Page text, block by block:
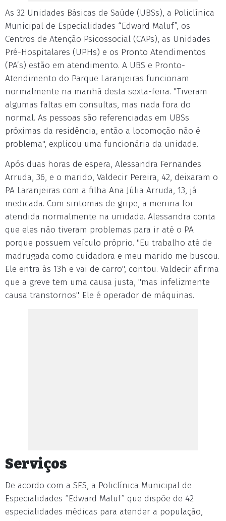
As 32 Unidades Básicas de Saúde (UBSs), a Policlínica
Municipal de Especialidades “Edward Maluf”, os
Centros de Atenção Psicossocial (CAPs), as Unidades
Pré-Hospitalares (UPHs) e os Pronto Atendimentos
(PA’s) estão em atendimento. A UBS e Pronto-
Atendimento do Parque Laranjeiras funcionam
normalmente na manhã desta sexta-feira. "Tiveram
algumas faltas em consultas, mas nada fora do
normal. As pessoas são referenciadas em UBSs
próximas da residência, então a locomoção não é
problema", explicou uma funcionária da unidade.
Após duas horas de espera, Alessandra Fernandes
Arruda, 36, e o marido, Valdecir Pereira, 42, deixaram o
PA Laranjeiras com a filha Ana Júlia Arruda, 13, já
medicada. Com sintomas de gripe, a menina foi
atendida normalmente na unidade. Alessandra conta
que eles não tiveram problemas para ir até o PA
porque possuem veículo próprio. "Eu trabalho até de
madrugada como cuidadora e meu marido me buscou.
Ele entra às 13h e vai de carro", contou. Valdecir afirma
que a greve tem uma causa justa, "mas infelizmente
causa transtornos". Ele é operador de máquinas.
Serviços
De acordo com a SES, a Policlínica Municipal de
Especialidades “Edward Maluf” que dispõe de 42
especialidades médicas para atender a população,